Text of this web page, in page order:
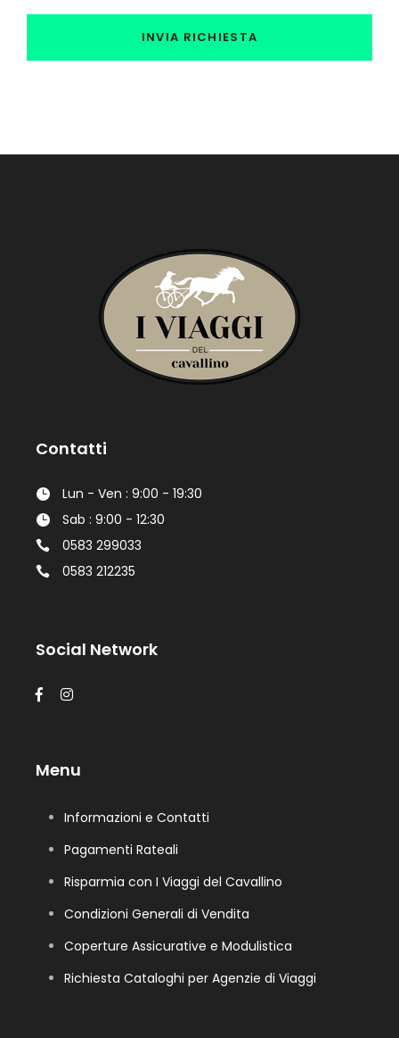
Contatti
Lun - Ven : 9:00 - 19:30
Sab : 9:00 - 12:30
0583 299033
0583 212235
Social Network
Menu
Informazioni e Contatti
Pagamenti Rateali
Risparmia con I Viaggi del Cavallino
Condizioni Generali di Vendita
Coperture Assicurative e Modulistica
Richiesta Cataloghi per Agenzie di Viaggi